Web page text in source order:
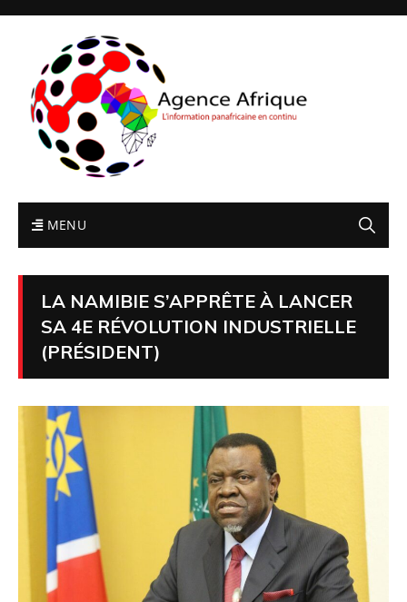
MENU
LA NAMIBIE S’APPRÊTE À LANCER
SA 4E RÉVOLUTION INDUSTRIELLE
(PRÉSIDENT)